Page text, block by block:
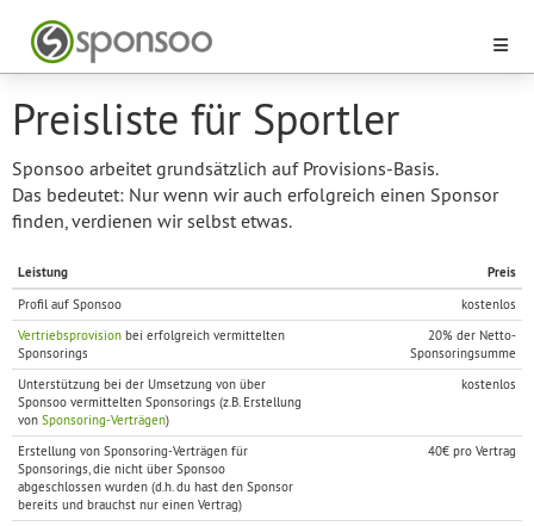
Preisliste für Sportler
Sponsoo arbeitet grundsätzlich auf Provisions-Basis.
Das bedeutet: Nur wenn wir auch erfolgreich einen Sponsor
finden, verdienen wir selbst etwas.
Leistung
Preis
Profil auf Sponsoo
kostenlos
Vertriebsprovision bei erfolgreich vermittelten
Sponsorings
20% der Netto-
Sponsoringsumme
Unterstützung bei der Umsetzung von über
Sponsoo vermittelten Sponsorings (z.B. Erstellung
von Sponsoring-Verträgen)
kostenlos
Erstellung von Sponsoring-Verträgen für
Sponsorings, die nicht über Sponsoo
abgeschlossen wurden (d.h. du hast den Sponsor
bereits und brauchst nur einen Vertrag)
40€ pro Vertrag